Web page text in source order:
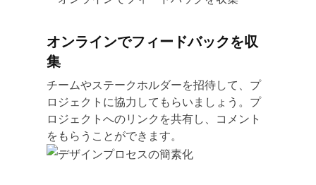
オンラインでフィードバックを収
集
チームやステークホルダーを招待して、プ
ロジェクトに協力してもらいましょう。プ
ロジェクトへのリンクを共有し、コメント
をもらうことができます。